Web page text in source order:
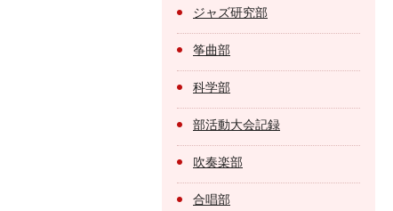
ジャズ研究部
筝曲部
科学部
部活動大会記録
吹奏楽部
合唱部